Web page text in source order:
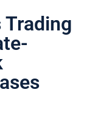
Trading